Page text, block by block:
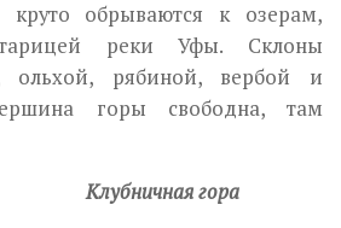
круто обрываются к озерам,
реки Уфы. Склоны
ольхой, рябиной, вербой и
горы свободна, там
гора